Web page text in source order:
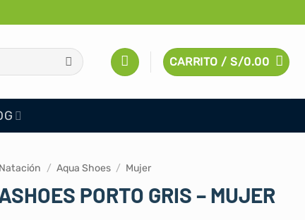
CARRITO /S/0.00
Natación / Aqua Shoes / Mujer
PORTO GRIS – MUJER